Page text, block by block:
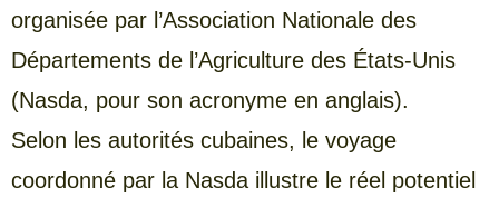
organisée par l’Association Nationale des
Départements de l’Agriculture des États-Unis
(Nasda, pour son acronyme en anglais).
Selon les autorités cubaines, le voyage
coordonné par la Nasda illustre le réel potentiel